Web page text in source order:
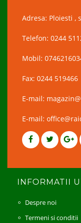
Adresa: Ploiesti ,
Telefon: 0244
Mobil:
Fax: 0244 519466
E-mail:
E-mail:
INFORMATII
Despre noi
Termeni si conditii